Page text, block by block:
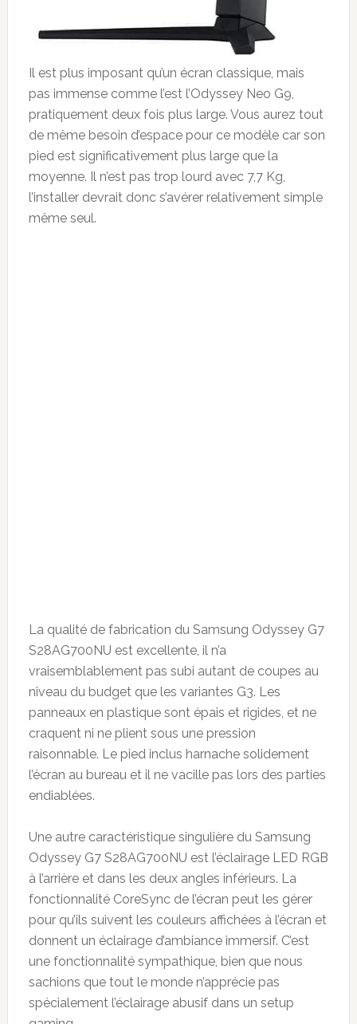
Il est plus imposant qu’un écran classique, mais
pas immense comme l’est l’Odyssey Neo G9,
pratiquement deux fois plus large. Vous aurez tout
de même besoin d’espace pour ce modèle car son
pied est significativement plus large que la
moyenne. Il n’est pas trop lourd avec 7,7 Kg,
l’installer devrait donc s’avérer relativement simple
même seul.
La qualité de fabrication du Samsung Odyssey G7
S28AG700NU est excellente, il n’a
vraisemblablement pas subi autant de coupes au
niveau du budget que les variantes G3. Les
panneaux en plastique sont épais et rigides, et ne
craquent ni ne plient sous une pression
raisonnable. Le pied inclus harnache solidement
l’écran au bureau et il ne vacille pas lors des parties
endiablées.
Une autre caractéristique singulière du Samsung
Odyssey G7 S28AG700NU est l’éclairage LED RGB
à l’arrière et dans les deux angles inférieurs. La
fonctionnalité CoreSync de l’écran peut les gérer
pour qu’ils suivent les couleurs affichées à l’écran et
donnent un éclairage d’ambiance immersif. C’est
une fonctionnalité sympathique, bien que nous
sachions que tout le monde n’apprécie pas
spécialement l’éclairage abusif dans un setup